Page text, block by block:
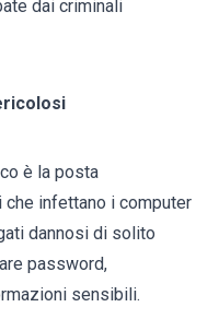
dai criminali
è la posta
infettano i computer
dannosi di solito
password,
sensibili.